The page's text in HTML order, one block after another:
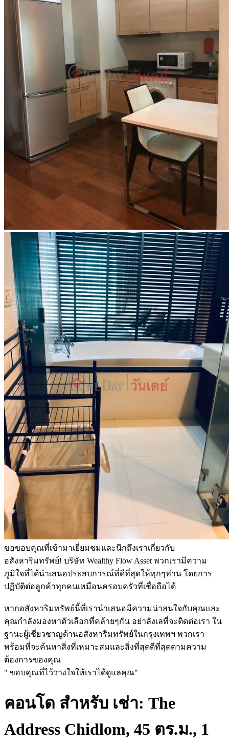
ขอขอบคุณที่เข้ามาเยี่ยมชมและนึกถึงเราเกี่ยวกับ
อสังหาริมทรัพย์! บริษัท Wealthy Flow Asset พวกเรามีความ
ภูมิใจที่ได้นำเสนอประสบการณ์ที่ดีที่สุดให้ทุกๆท่าน โดยการ
ปฏิบัติต่อลูกค้าทุกคนเหมือนครอบครัวที่เชื่อถือได้
หากอสังหาริมทรัพย์นี้ที่เรานำเสนอมีความน่าสนใจกับคุณและ
คุณกำลังมองหาตัวเลือกที่คล้ายๆกัน อย่าลังเลที่จะติดต่อเรา ใน
ฐานะผู้เชี่ยวชาญด้านอสังหาริมทรัพย์ในกรุงเทพฯ พวกเรา
พร้อมที่จะค้นหาสิ่งที่เหมาะสมและสิ่งที่สุดดีที่สุดตามความ
ต้องการของคุณ
" ขอบคุณที่ไว้วางใจให้เราได้ดูแลคุณ"
คอนโด สำหรับ เช่า: The
Address Chidlom, 45 ตร.ม., 1